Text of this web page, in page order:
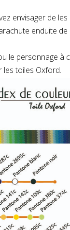
envisager de
enduite de
le personnage à
toiles Oxford.